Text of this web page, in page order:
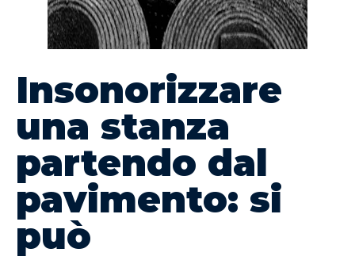
Insonorizzare
una stanza
partendo dal
pavimento: si
può